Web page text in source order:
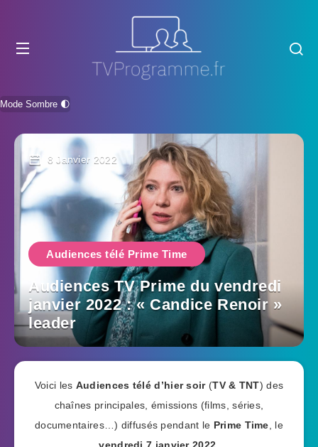
Mode Sombre 🌓
8 Janvier 2022
Audiences télé Prime Time
Audiences TV Prime du vendredi
janvier 2022 : « Candice Renoir »
leader
Voici les Audiences télé d’hier soir (TV & TNT) des
chaînes principales, émissions (films, séries,
documentaires…) diffusés pendant le Prime Time , le